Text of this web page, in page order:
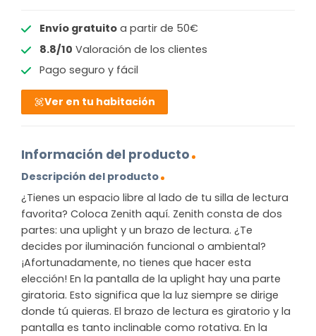
Envío gratuitoa partir de 50€
8.8/10 Valoración de los clientes
Pago seguro y fácil
Ver en tu habitación
Información del producto
Descripción del producto
¿Tienes un espacio libre al lado de tu silla de lectura
favorita? Coloca Zenith aquí. Zenith consta de dos
partes: una uplight y un brazo de lectura. ¿Te
decides por iluminación funcional o ambiental?
¡Afortunadamente, no tienes que hacer esta
elección! En la pantalla de la uplight hay una parte
giratoria. Esto significa que la luz siempre se dirige
donde tú quieras. El brazo de lectura es giratorio y la
pantalla es tanto inclinable como rotativa. En la